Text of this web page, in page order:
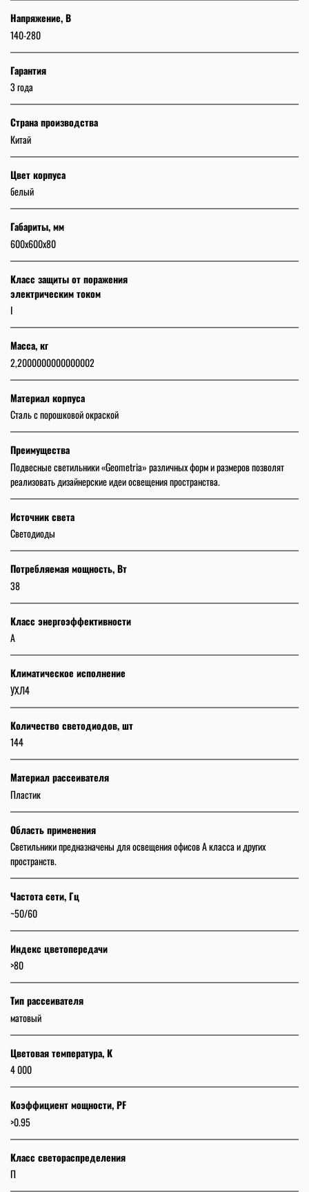
Напряжение, В
140-280
Гарантия
3 года
Страна производства
Китай
Цвет корпуса
белый
Габариты, мм
600х600х80
Класс защиты от поражения
электрическим током
I
Масса, кг
2,2000000000000002
Материал корпуса
Сталь с порошковой окраской
Преимущества
Подвесные светильники «Geometria» различных форм и размеров позволят
реализовать дизайнерские идеи освещения пространства.
Источник света
Светодиоды
Потребляемая мощность, Вт
38
Класс энергоэффективности
А
Климатическое исполнение
УХЛ4
Количество светодиодов, шт
144
Материал рассеивателя
Пластик
Область применения
Светильники предназначены для освещения офисов А класса и других
пространств.
Частота сети, Гц
~50/60
Индекс цветопередачи
>80
Тип рассеивателя
матовый
Цветовая температура, К
4 000
Коэффициент мощности, PF
>0.95
Класс светораспределения
П